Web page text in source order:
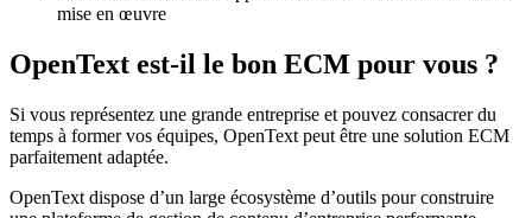
mise en œuvre
OpenText est-il le bon ECM pour vous ?
Si vous représentez une grande entreprise et pouvez consacrer du
temps à former vos équipes, OpenText peut être une solution ECM
parfaitement adaptée.
OpenText dispose d’un large écosystème d’outils pour construire